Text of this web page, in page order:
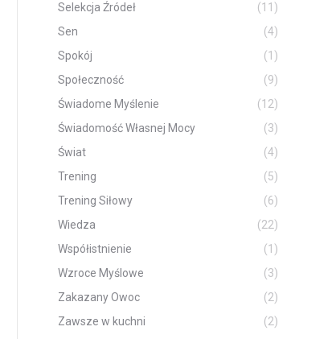
Selekcja Źródeł
(11)
Sen
(4)
Spokój
(1)
Społeczność
(9)
Świadome Myślenie
(12)
Świadomość Własnej Mocy
(3)
Świat
(4)
Trening
(5)
Trening Siłowy
(6)
Wiedza
(22)
Współistnienie
(1)
Wzroce Myślowe
(3)
Zakazany Owoc
(2)
Zawsze w kuchni
(2)